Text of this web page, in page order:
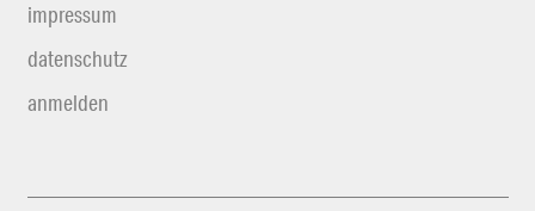
impressum
datenschutz
anmelden